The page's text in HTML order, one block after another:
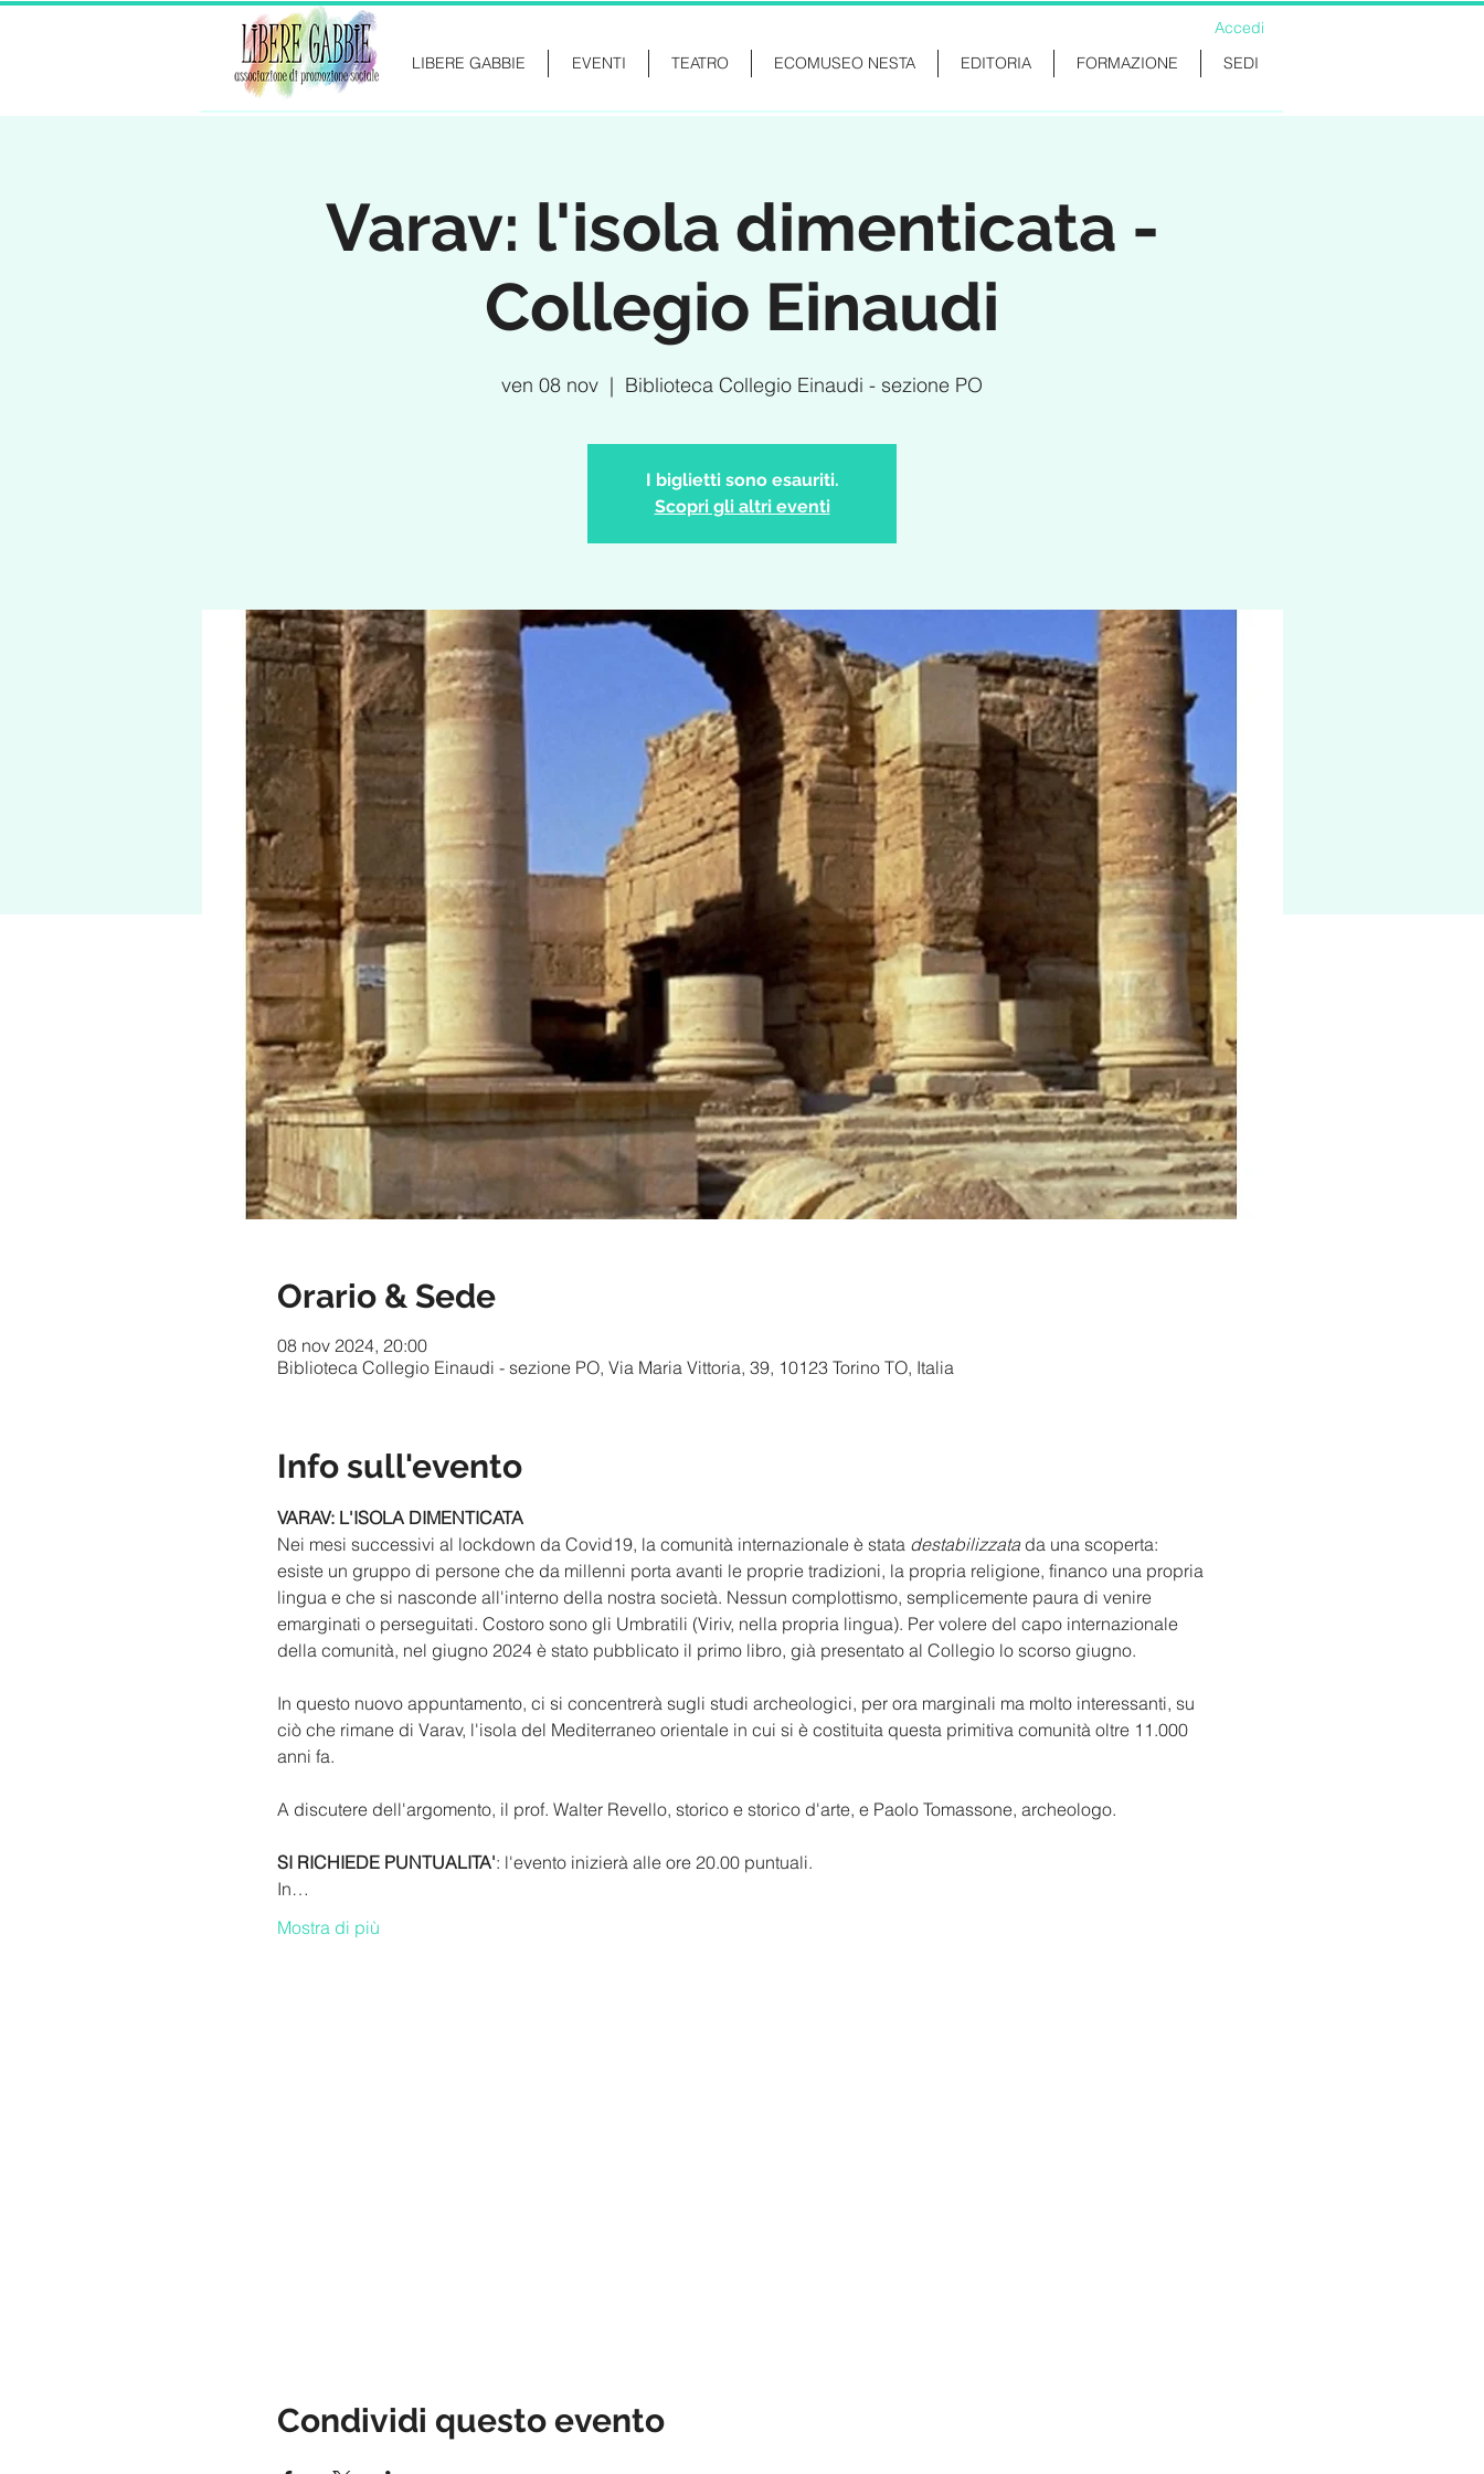
Accedi
LIBERE GABBIE
EVENTI TEATRO ECOMUSEO NESTA EDITORIA FORMAZIONE SEDI
Varav: l'isola dimenticata -
Collegio Einaudi
ven 08 nov
  |
Biblioteca Collegio Einaudi - sezione PO
I biglietti sono esauriti.
Scopri gli altri eventi
Orario & Sede
08 nov 2024, 20:00
Biblioteca Collegio Einaudi - sezione PO, Via Maria Vittoria, 39, 10123 Torino TO, Italia
Info sull'evento
VARAV: L'ISOLA DIMENTICATA
Nei mesi successivi al lockdown da Covid19, la comunità internazionale è stata destabilizzata da una scoperta:
esiste un gruppo di persone che da millenni porta avanti le proprie tradizioni, la propria religione, financo una propria
lingua e che si nasconde all'interno della nostra società. Nessun complottismo, semplicemente paura di venire
emarginati o perseguitati. Costoro sono gli Umbratili (Viriv, nella propria lingua). Per volere del capo internazionale
della comunità, nel giugno 2024 è stato pubblicato il primo libro, già presentato al Collegio lo scorso giugno.
In questo nuovo appuntamento, ci si concentrerà sugli studi archeologici, per ora marginali ma molto interessanti, su
ciò che rimane di Varav, l'isola del Mediterraneo orientale in cui si è costituita questa primitiva comunità oltre 11.000
anni fa.
A discutere dell'argomento, il prof. Walter Revello, storico e storico d'arte, e Paolo Tomassone, archeologo.
SI RICHIEDE PUNTUALITA': l'evento inizierà alle ore 20.00 puntuali.
In…
Mostra di più
Condividi questo evento